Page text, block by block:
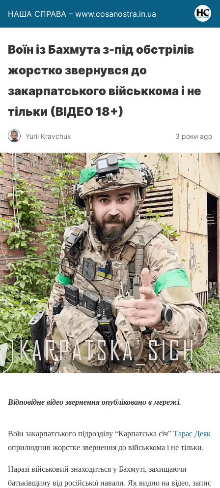
НАША СПРАВА – www.cosanostra.in.ua
Воїн із Бахмута з-під обстрілів
жорстко звернувся до
закарпатського військкома і не
тільки (ВІДЕО 18+)
Yurii Kravchuk 3 роки ago
Відповідне відео звернення опубліковано в мережі.
Воїн закарпатського підрозділу “Карпатська січ”Тарас Деяк
оприлюднив жорстке звернення до військкома і не тільки.
Наразі військовий знаходиться у Бахмуті, захищаючи
батьківщину від російської навали. Як видно на відео, запис